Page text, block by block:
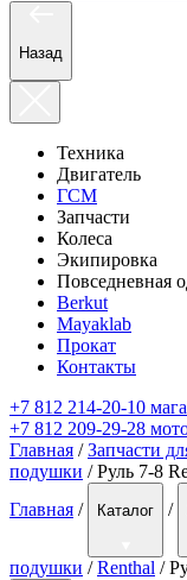
Назад
Техника
Двигатель
ГСМ
Запчасти
Колеса
Экипировка
Повседневная
Berkut
Mayaklab
Прокат
Контакты
+7 812 214-20-10
+7 812 209-29-28
Главная /Запчасти
подушки / Руль 7-8
Главная / Каталог /
подушки / Renthal /